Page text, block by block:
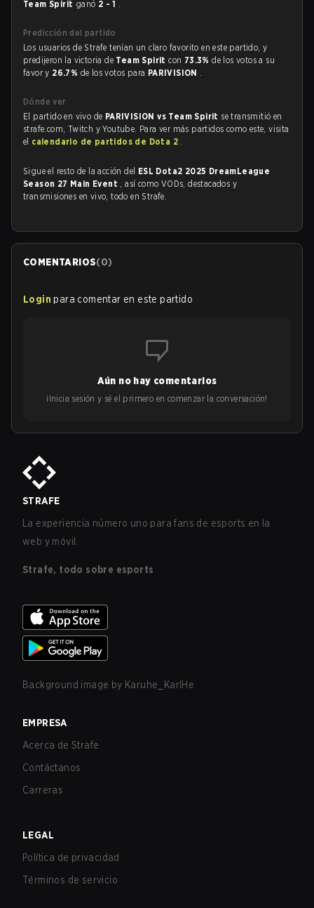
Team Spirit ganó 2 - 1 .
Predicción del partido
Los usuarios de Strafe tenían un claro favorito en este partido, y
predijeron la victoria de Team Spiritcon 73.3%de los votos a su
favor y 26.7% de los votos para PARIVISION .
Dónde ver
El partido en vivo de PARIVISION vs Team Spirit se transmitió en
strafe.com, Twitch y Youtube. Para ver más partidos como este, visita
el calendario de partidos de Dota 2 .
Sigue el resto de la acción del ESL Dota2 2025 DreamLeague
Season 27 Main Event , así como VODs, destacados y
transmisiones en vivo, todo en Strafe.
COMENTARIOS(0)
Login para comentar en este partido
Aún no hay comentarios
¡Inicia sesión y sé el primero en comenzar la conversación!
STRAFE
La experiencia número uno para fans de esports en la
web y móvil.
Strafe, todo sobre esports
Background image by Karuhe_KarlHe
EMPRESA
Acerca de Strafe
Contáctanos
Carreras
LEGAL
Política de privacidad
Términos de servicio